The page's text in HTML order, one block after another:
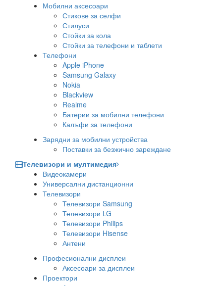
Мобилни аксесоари
Стикове за селфи
Стилуси
Стойки за кола
Стойки за телефони и таблети
Телефони
Apple iPhone
Samsung Galaxy
Nokia
Blackview
Realme
Батерии за мобилни телефони
Калъфи за телефони
Зарядни за мобилни устройства
Поставки за безжично зареждане
Телевизори и мултимедия
Видеокамери
Универсални дистанционни
Телевизори
Телевизори Samsung
Телевизори LG
Телевизори Philips
Телевизори Hisense
Антени
Професионални дисплеи
Аксесоари за дисплеи
Проектори